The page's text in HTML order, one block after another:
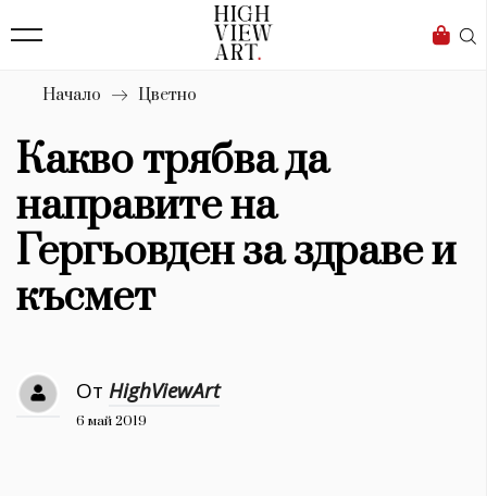
Бизнес
Мода
Dialogue
Изкуство
4338
Красота
777
Дизайн
1272
Начало Цветно
Какво трябва да
направите на
Гергьовден за здраве и
късмет
От HighViewArt
6 май 2019